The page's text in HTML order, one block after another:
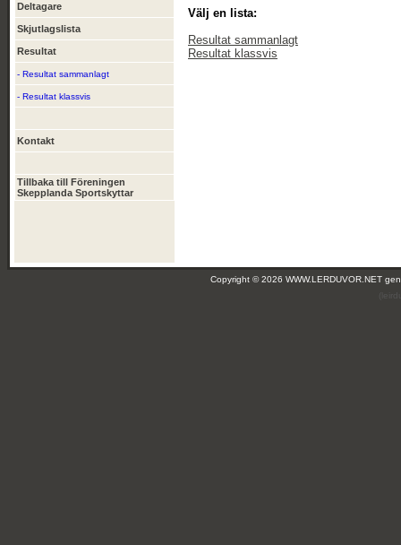
Deltagare
Skjutlagslista
Resultat
- Resultat sammanlagt
- Resultat klassvis
Kontakt
Tillbaka till Föreningen
Skepplanda Sportskyttar
Välj en lista:
Resultat sammanlagt
Resultat klassvis
Copyright © 2026 WWW.LERDUVOR.NET